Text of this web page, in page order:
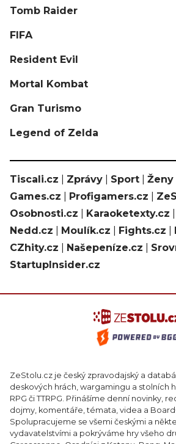
Tomb Raider
FIFA
Resident Evil
Mortal Kombat
Gran Turismo
Legend of Zelda
Tiscali.cz Zprávy Sport Ženy
Games.cz
Profigamers.cz
Osobnosti.cz
Karaoketexty.cz
Nedd.cz
Moulík.cz Fights.cz
CZhity.cz
Našepeníze.cz
StartupInsider.cz
ZeStolu.cz je český zpravodajský a
deskových hrách, wargamingu a stolních
RPG či TTRPG. Přinášíme denní novinky,
dojmy, komentáře, témata, videa a
Spolupracujeme se všemi českými a
vydavatelstvími a pokrýváme hry všeho